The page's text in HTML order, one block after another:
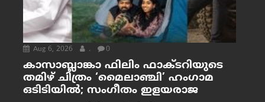
Aug 6, 2026 . 0
കാസാബ്ലാങ്കാ ഫിലിം ഫാക്ടറിയുടെ
തമിഴ് ചിത്രം ‘മൈലാഞ്ചി’ ഹംഗാമ
ഒടിടിയിൽ; സംഗീതം ഇളയരാജ